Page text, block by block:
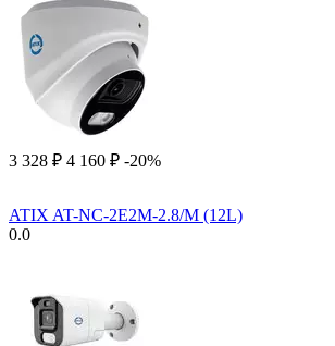
3 328 ₽ 4 160 ₽ -20%
ATIX AT-NC-2E2M-2.8/M (12L)
0.0